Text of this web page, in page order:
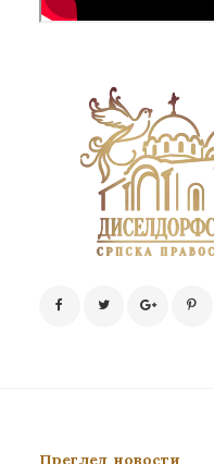
Преглед новости